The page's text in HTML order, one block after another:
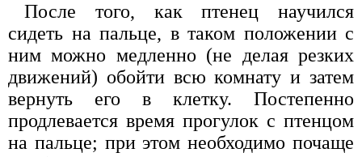
После того, как птенец научился
сидеть на пальце, в таком положении с
ним можно медленно (не делая резких
движений) обойти всю комнату и затем
вернуть его в клетку. Постепенно
продлевается время прогулок с птенцом
на пальце; при этом необходимо почаще